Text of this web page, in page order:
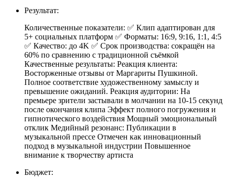
Результат:
Количественные показатели: ✅ Клип адаптирован для
5+ социальных платформ ✅ Форматы: 16:9, 9:16, 1:1, 4:5
✅ Качество: до 4K ✅ Срок производства: сокращён на
60% по сравнению с традиционной съёмкой
Качественные результаты: Реакция клиента:
Восторженные отзывы от Маргариты Пушкиной.
Полное соответствие художественному замыслу и
превышение ожиданий. Реакция аудитории: На
премьере зрители застывали в молчании на 10-15 секунд
после окончания клипа Эффект полного погружения и
гипнотического воздействия Мощный эмоциональный
отклик Медийный резонанс: Публикации в
музыкальной прессе Отмечен как инновационный
подход в музыкальной индустрии Повышенное
внимание к творчеству артиста
Бюджет: